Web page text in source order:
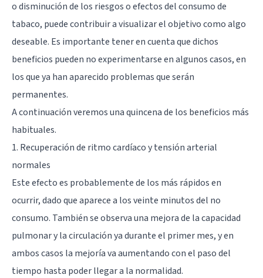
o disminución de los riesgos o efectos del consumo de
tabaco, puede contribuir a visualizar el objetivo como algo
deseable. Es importante tener en cuenta que dichos
beneficios pueden no experimentarse en algunos casos, en
los que ya han aparecido problemas que serán
permanentes.
A continuación veremos una quincena de los beneficios más
habituales.
1. Recuperación de ritmo cardíaco y tensión arterial
normales
Este efecto es probablemente de los más rápidos en
ocurrir, dado que aparece a los veinte minutos del no
consumo. También se observa una mejora de la capacidad
pulmonar y la circulación ya durante el primer mes, y en
ambos casos la mejoría va aumentando con el paso del
tiempo hasta poder llegar a la normalidad.